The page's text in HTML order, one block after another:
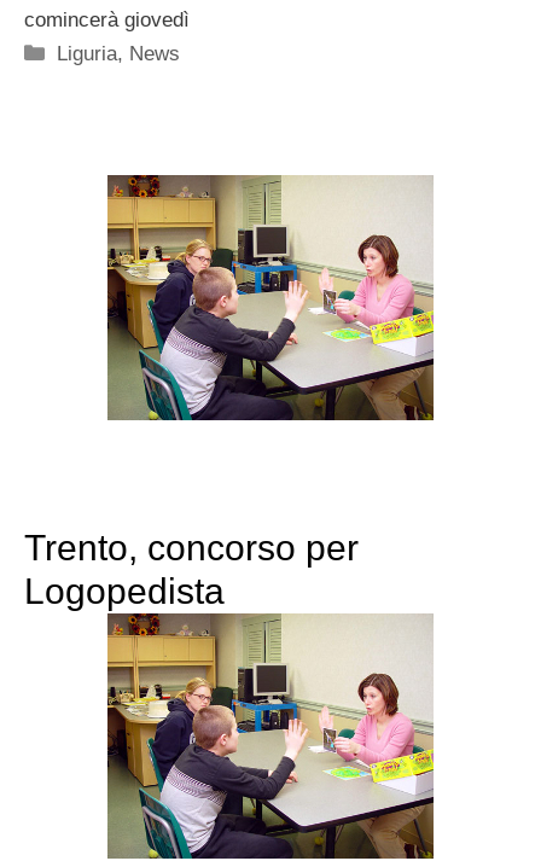
comincerà giovedì
Categorie
Liguria, News
Trento, concorso per
Logopedista